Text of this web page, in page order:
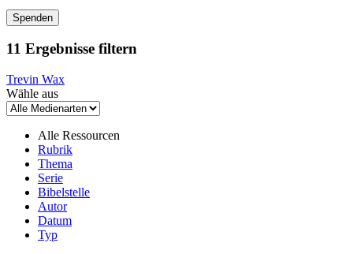
Spenden
11 Ergebnisse filtern
Trevin Wax
Wähle aus
Alle Ressourcen
Rubrik
Thema
Serie
Bibelstelle
Autor
Datum
Typ